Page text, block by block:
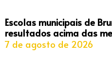
Escolas municipais de
resultados acima das
7 de agosto de 2026